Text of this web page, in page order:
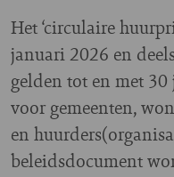
Het ‘circulaire
januari 2026 en
gelden tot en met
voor gemeenten,
en
beleidsdocument